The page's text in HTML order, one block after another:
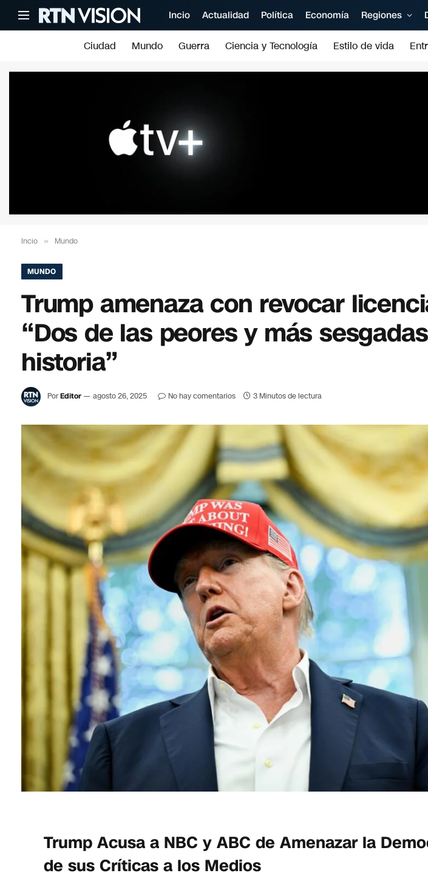
Incio Actualidad Política Economía Regiones
Ciudad Mundo Guerra Ciencia y Tecnología Estilo de vida
Incio » Mundo
MUNDO
Trump amenaza con revocar
“Dos de las peores y más
historia”
PorEditor agosto 26, 2025 No hay comentarios 3 Minutos de lectura
Trump Acusa a NBC y ABC de Amenazar la
de sus Críticas a los Medios